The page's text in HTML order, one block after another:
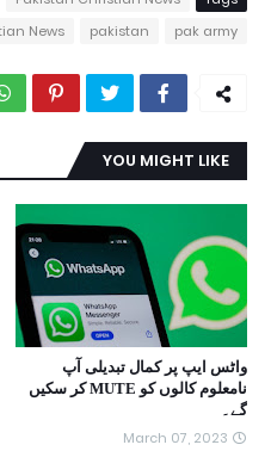
pak army
pakistan
News
YOU MIGHT LIKE
واٹس ایپ پر کمال تبدیلی آپ
نامعلوم کالوں کو MUTE کر سکیں
گے۔
March 07, 2023